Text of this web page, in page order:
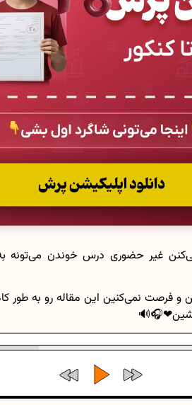
کتاب‌های دوازدهم...
انسانی 1404
غیر حضوری درس خوندن
و فرصت نمی‌کنین این مقاله رو به